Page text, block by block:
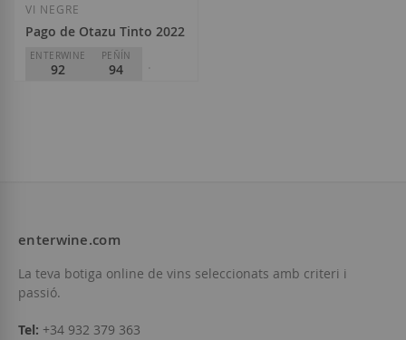
VI NEGRE
Pago de Otazu Tinto 2022
ENTERWINE
92
PEÑÍN
94
Afegir a la llista de desitjos
enterwine.com
La teva botiga online de vins seleccionats amb criteri i
passió.
Tel: +34 932 379 363